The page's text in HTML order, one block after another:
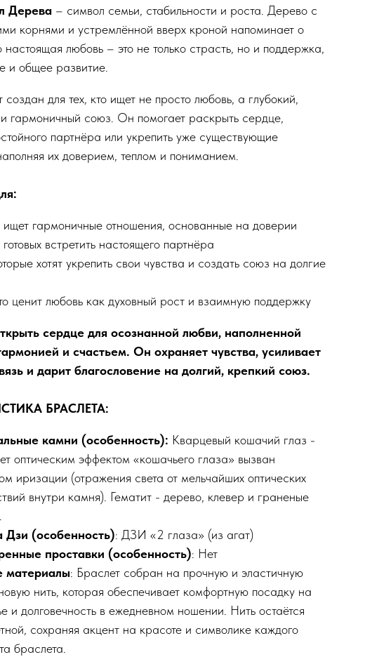
Дерева – символ семьи, стабильности и роста. Дерево с
корнями и устремлённой вверх кроной напоминает о
настоящая любовь – это не только страсть, но и поддержка,
и общее развитие.
создан для тех, кто ищет не просто любовь, а глубокий,
гармоничный союз. Он помогает раскрыть сердце,
партнёра или укрепить уже существующие
их доверием, теплом и пониманием.
ищет гармоничные отношения, основанные на доверии
встретить настоящего партнёра
хотят укрепить свои чувства и создать союз на долгие
ценит любовь как духовный рост и взаимную поддержку
сердце для осознанной любви, наполненной
и счастьем. Он охраняет чувства, усиливает
и дарит благословение на долгий, крепкий союз.
БРАСЛЕТА:
камни (особенность): Кварцевый кошачий глаз -
оптическим эффектом «кошачьего глаза» вызван
иризации (отражения света от мельчайших оптических
внутри камня). Гематит - дерево, клевер и граненые
Дзи (особенность): ДЗИ «2 глаза» (из агат)
проставки (особенность): Нет
материалы: Браслет собран на прочную и эластичную
нить, которая обеспечивает комфортную посадку на
и долговечность в ежедневном ношении. Нить остаётся
сохраняя акцент на красоте и символике каждого
браслета.